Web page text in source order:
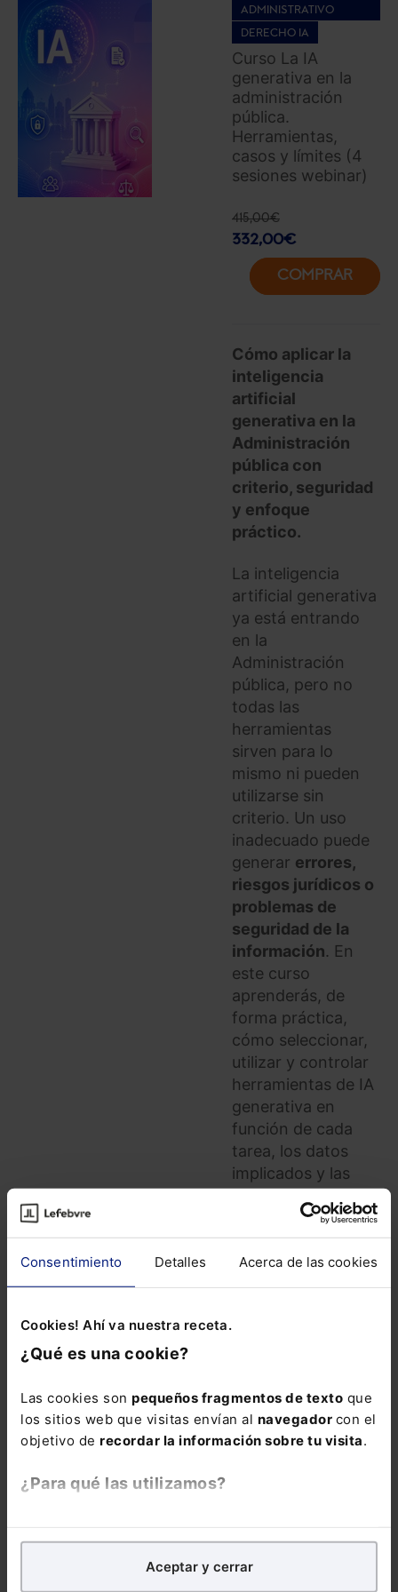
Consentimiento Detalles Acerca de las cookies
Cookies! Ahí va nuestra receta.
¿Qué es una cookie?
Las cookies son pequeños fragmentos de texto que
los sitios web que visitas envían al navegador con el
objetivo de recordar la información sobre tu visita.
¿Para qué las utilizamos?
analíticospara tratar demejorar tu experienciaen
nuestra página web. También con fines publicitarios,
Aceptar y cerrar
ADMINISTRATIVO
DERECHO IA
Curso La IA
generativa en la
administración
pública.
Herramientas,
casos y límites (4
sesiones webinar)
415,00€
332,00€
COMPRAR
Cómo aplicar la
inteligencia
artificial
generativa en la
Administración
pública con
criterio, seguridad
y enfoque
práctico.
La inteligencia
artificial generativa
ya está entrando
en la
Administración
pública, pero no
todas las
herramientas
sirven para lo
mismo ni pueden
utilizarse sin
criterio. Un uso
inadecuado puede
generar errores,
riesgos jurídicos o
problemas de
seguridad de la
información. En
este curso
aprenderás, de
forma práctica,
cómo seleccionar,
utilizar y controlar
herramientas de IA
generativa en
función de cada
tarea, los datos
implicados y las
normativas, con
casos reales y
aplicables desde el
primer momento.
Administración
Públicaen formato
electrónico durante